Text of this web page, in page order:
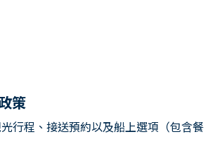
策
行程、接送預約以及船上選項（包含餐